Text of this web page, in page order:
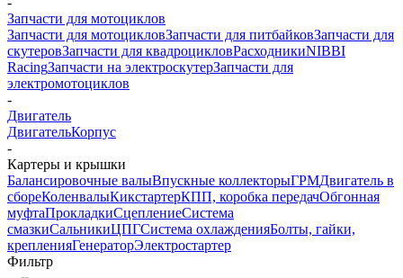
Запчасти для мотоциклов
Запчасти для мотоцикловЗапчасти для питбайковЗапчасти для
скутеровЗапчасти для квадроцикловРасходникиNIBBI
RacingЗапчасти на электроскутерЗапчасти для
электромотоциклов
-
Двигатель
ДвигательКорпус
-
Картеры и крышки
Балансировочные валыВпускные коллекторыГРМДвигатель в
сбореКоленвалыКикстартерКПП, коробка передачОбгонная
муфтаПрокладкиСцеплениеСистема
смазкиСальникиЦПГСистема охлажденияБолты, гайки,
крепленияГенераторЭлектростартер
Фильтр